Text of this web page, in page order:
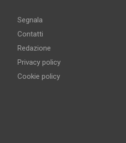
Segnala
Contatti
Redazione
Privacy policy
Cookie policy